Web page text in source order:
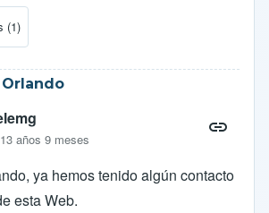
aNueva página en Facebook
(1)
Orlando
años 9 meses
ya hemos tenido algún contacto
esta Web.